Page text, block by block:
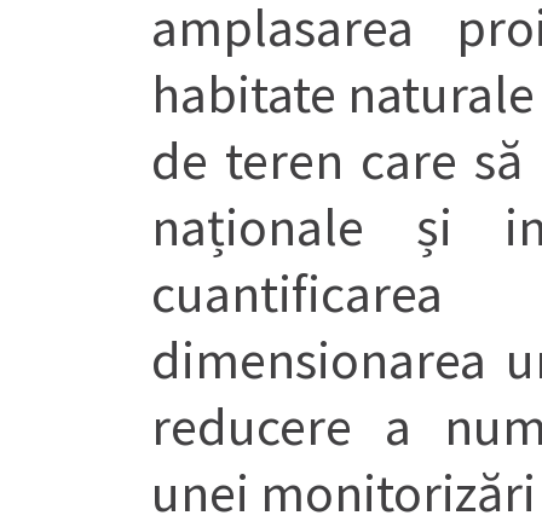
amplasarea
habitate
de teren care
naționale și
dimensionarea
reducere a
unei